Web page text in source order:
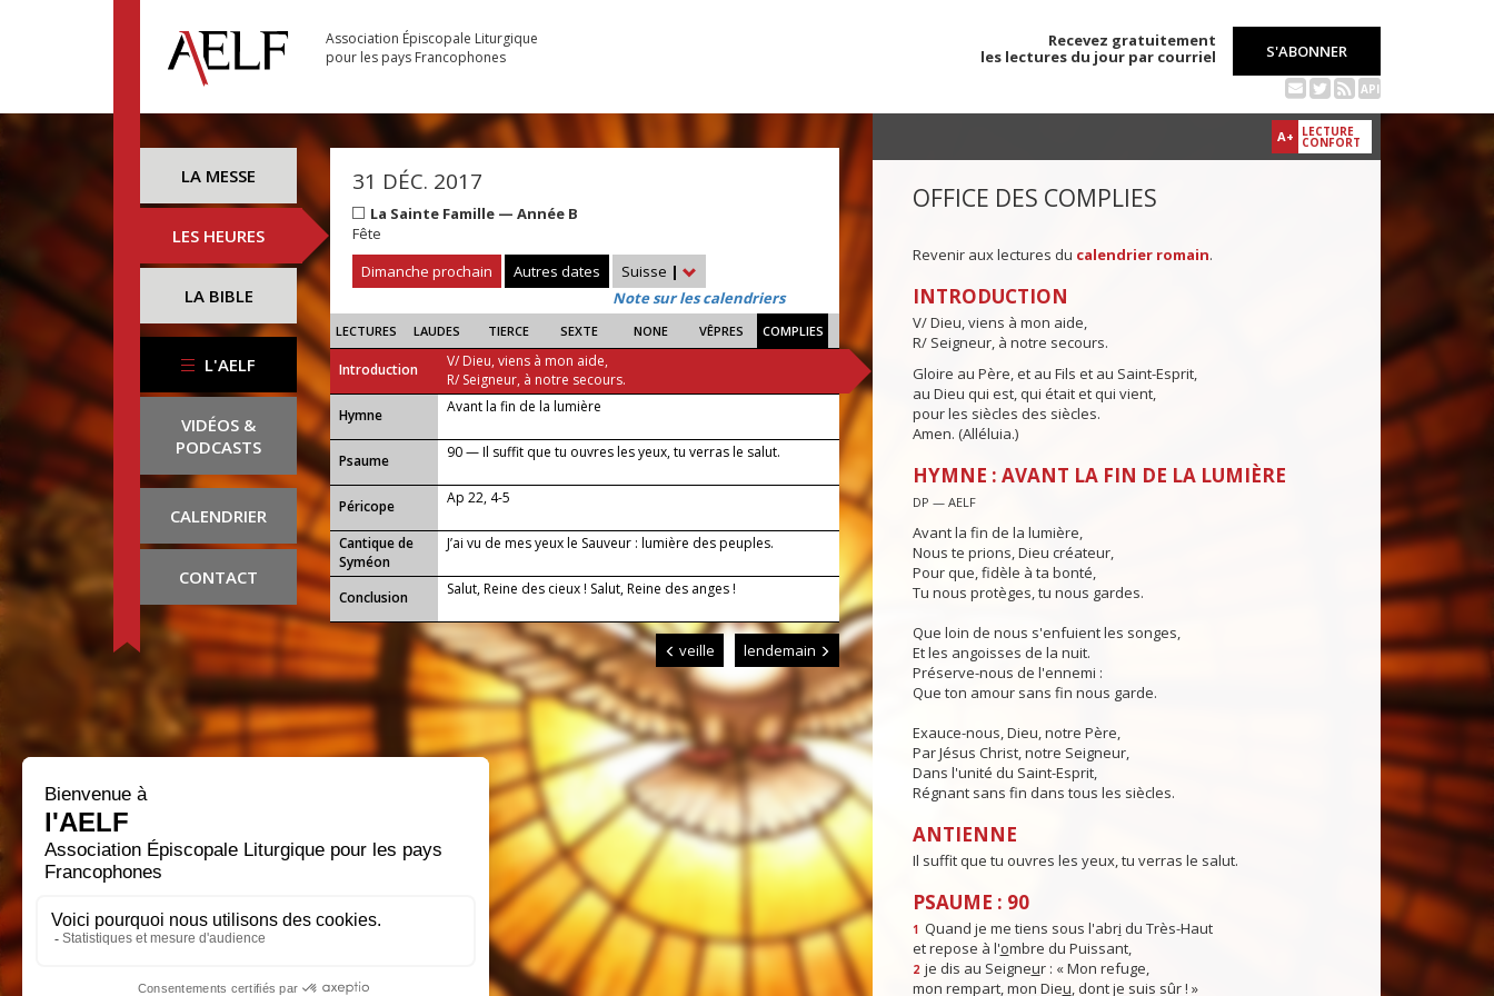
Association Épiscopale Liturgique
pour les pays Francophones
Recevez gratuitement
les lectures du jour par courriel
S'ABONNER
API
LA MESSE
LES HEURES
LA BIBLE
L'AELF
VIDÉOS &
PODCASTS
CALENDRIER
CONTACT
31 DÉC. 2017
La Sainte Famille — Année B
Fête
Dimanche prochain
Autres dates Suisse |
Note sur les calendriers
LECTURES LAUDES TIERCE SEXTE NONE VÊPRES COMPLIES
Introduction
V/ Dieu, viens à mon aide,
R/ Seigneur, à notre secours.
...
Hymne Avant la fin de la lumière
Psaume 90 — Il suffit que tu ouvres les yeux, tu verras le salut.
Péricope Ap 22, 4-5
Cantique de
Syméon
J’ai vu de mes yeux le Sauveur : lumière des peuples.
Conclusion Salut, Reine des cieux ! Salut, Reine des anges !
veille lendemain
A+ LECTURE
CONFORT
OFFICE DES COMPLIES
Revenir aux lectures du calendrier romain.
INTRODUCTION
V/ Dieu, viens à mon aide,
R/ Seigneur, à notre secours.
Gloire au Père, et au Fils et au Saint-Esprit,
au Dieu qui est, qui était et qui vient,
pour les siècles des siècles.
Amen. (Alléluia.)
HYMNE : AVANT LA FIN DE LA LUMIÈRE
DP — AELF
Avant la fin de la lumière,
Nous te prions, Dieu créateur,
Pour que, fidèle à ta bonté,
Tu nous protèges, tu nous gardes.
Que loin de nous s'enfuient les songes,
Et les angoisses de la nuit.
Préserve-nous de l'ennemi :
Que ton amour sans fin nous garde.
Exauce-nous, Dieu, notre Père,
Par Jésus Christ, notre Seigneur,
Dans l'unité du Saint-Esprit,
Régnant sans fin dans tous les siècles.
ANTIENNE
Il suffit que tu ouvres les yeux, tu verras le salut.
PSAUME : 90
1 Quand je me tiens sous l'abri du Très-Haut
et repose à l'ombre du Puissant,
2 je dis au Seigneur : « Mon refuge,
mon rempart, mon Dieu, dont je suis sûr ! »